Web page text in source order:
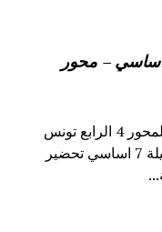
– محور
شرح قصيدة تونس الجميلة 7 اساسي المحور 4 الرابع تونس
الجميلة شرح نصوص محور تونس الجميلة 7 اساسي تحضير